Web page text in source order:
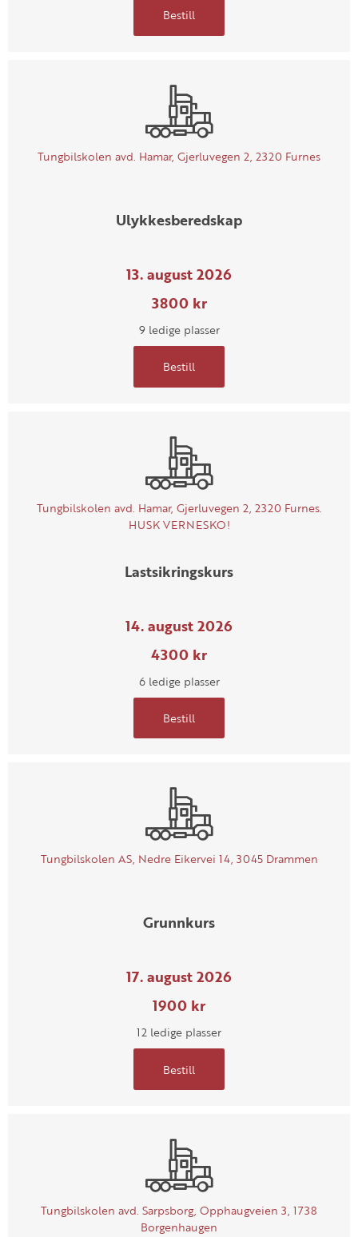
Bestill
Tungbilskolen avd. Hamar, Gjerluvegen 2, 2320 Furnes
Ulykkesberedskap
13. august 2026
3800 kr
9 ledige plasser
Bestill
Tungbilskolen avd. Hamar, Gjerluvegen 2, 2320 Furnes.
HUSK VERNESKO!
Lastsikringskurs
14. august 2026
4300 kr
6 ledige plasser
Bestill
Tungbilskolen AS, Nedre Eikervei 14, 3045 Drammen
Grunnkurs
17. august 2026
1900 kr
12 ledige plasser
Bestill
Tungbilskolen avd. Sarpsborg, Opphaugveien 3, 1738
Borgenhaugen